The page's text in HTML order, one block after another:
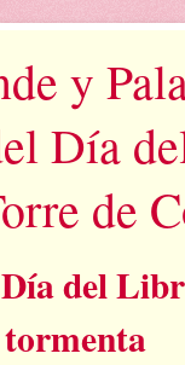
y
Día
de
del